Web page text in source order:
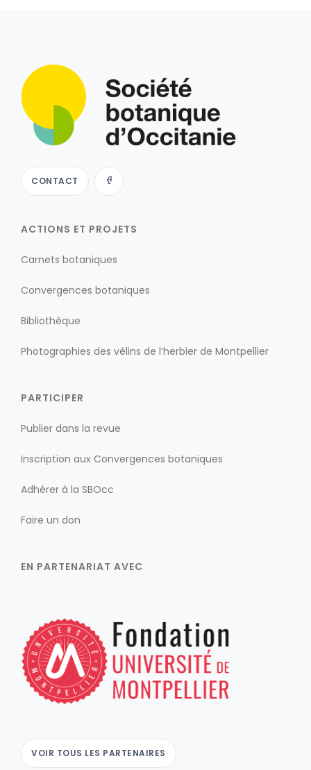
CONTACT
ACTIONS ET PROJETS
Carnets botaniques
Convergences botaniques
Bibliothèque
Photographies des vélins de l’herbier de Montpellier
PARTICIPER
Publier dans la revue
Inscription aux Convergences botaniques
Adhérer à la SBOcc
Faire un don
EN PARTENARIAT AVEC
VOIR TOUS LES PARTENAIRES